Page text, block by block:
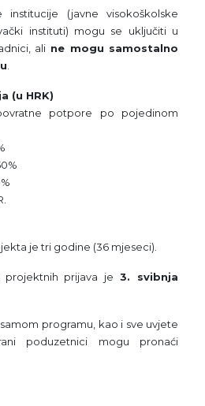
institucije (javne visokoškolske
instituti) mogu se uključiti u
ali ne mogu samostalno
(u HRK)
potpore po pojedinom
je tri godine (36 mjeseci).
projektnih prijava je3. svibnja
programu, kao i sve uvjete
poduzetnici mogu pronaći